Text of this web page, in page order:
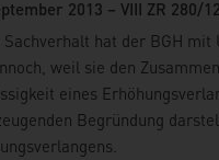
2013 – VIII ZR 280/12
hat der BGH
weil sie den
eines
Begründung